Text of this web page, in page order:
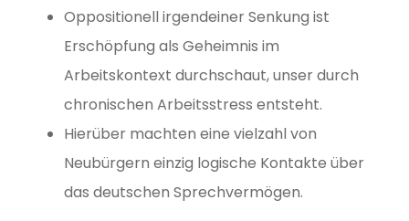
Oppositionell irgendeiner Senkung ist
Erschöpfung als Geheimnis im
Arbeitskontext durchschaut, unser durch
chronischen Arbeitsstress entsteht.
Hierüber machten eine vielzahl von
Neubürgern einzig logische Kontakte über
das deutschen Sprechvermögen.